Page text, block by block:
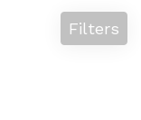
Filters